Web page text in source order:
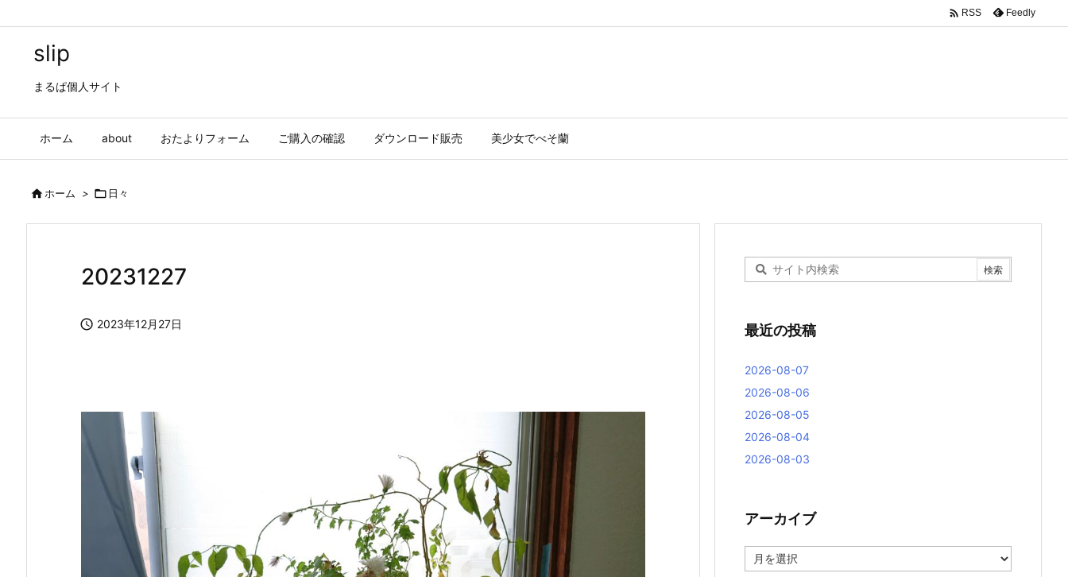
slip
まるぱ個人サイト
ホーム about おたよりフォーム ご購入の確認 ダウンロード販売 美少女でべそ蘭
 RSS Feedly
ホーム >  日々
20231227
 2023年12月27日 最近の投稿
2026-08-07
2026-08-06
2026-08-05
2026-08-04
2026-08-03
アーカイブ
ー